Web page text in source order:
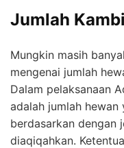
Jumlah
Mungkin masih
mengenai jumlah
Dalam pelaksanaan
adalah jumlah
berdasarkan dengan
diaqiqahkan.